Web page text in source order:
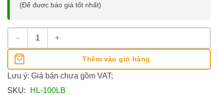
(Để được báo giá tốt nhất)
Máy Tính Casio HL-100LB số lượng
Thêm vào giỏ hàng
Lưu ý: Giá bán chưa gồm VAT;
SKU:
HL-100LB